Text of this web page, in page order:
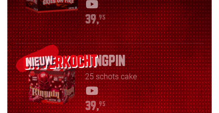
39,95
NIEUW KINGPIN
25 schots cake
39,95